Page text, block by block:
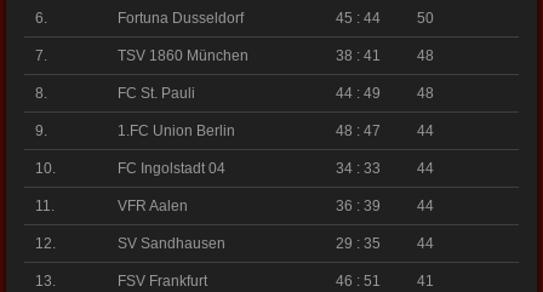
6. Fortuna Dusseldorf 45 : 44 50
7. TSV 1860 München 38 : 41 48
8. FC St. Pauli 44 : 49 48
9. 1.FC Union Berlin 48 : 47 44
10. FC Ingolstadt 04 34 : 33 44
11. VFR Aalen 36 : 39 44
12. SV Sandhausen 29 : 35 44
13. FSV Frankfurt 46 : 51 41